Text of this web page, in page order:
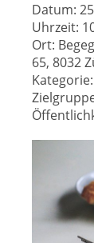
Datum:
Uhrzeit:
Ort:
65, 8032
Kategorie: